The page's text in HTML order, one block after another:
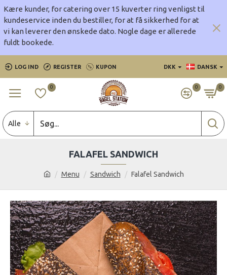
Kære kunder, for catering over 15 kuverter ring venligst til
kundeservice inden du bestiller, for at få sikkerhed for at
vi kan leverer den ønskede dato. Nogle dage er allerede
fuldt bookede.
LOG IND REGISTER KUPON DKK DANSK
0 0 0
Alle
Menu Sandwich Falafel Sandwich
FALAFEL SANDWICH